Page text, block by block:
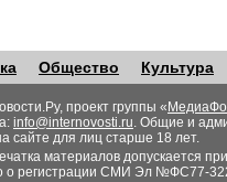
Общество Культура
проект группы «
info@internovosti.ru. Общие и
сайте для лиц старше 18 лет.
материалов допускается
о регистрации СМИ Эл №ФС77-